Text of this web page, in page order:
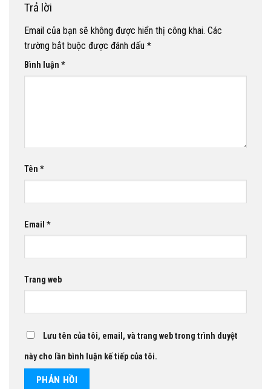
Trả lời
Email của bạn sẽ không được hiển thị công khai. Các
trường bắt buộc được đánh dấu *
Bình luận *
Tên *
Email *
Trang web
Lưu tên của tôi, email, và trang web trong trình duyệt
này cho lần bình luận kế tiếp của tôi.